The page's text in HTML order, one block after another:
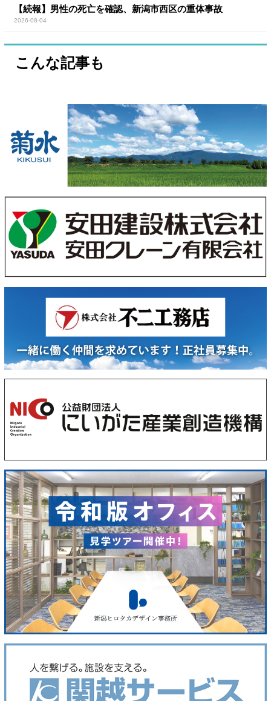
【続報】男性の死亡を確認、新潟市西区の重体事故
2026-08-04
こんな記事も